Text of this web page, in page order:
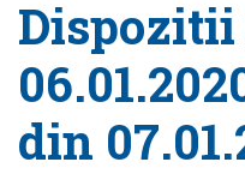
Dispozitii
din